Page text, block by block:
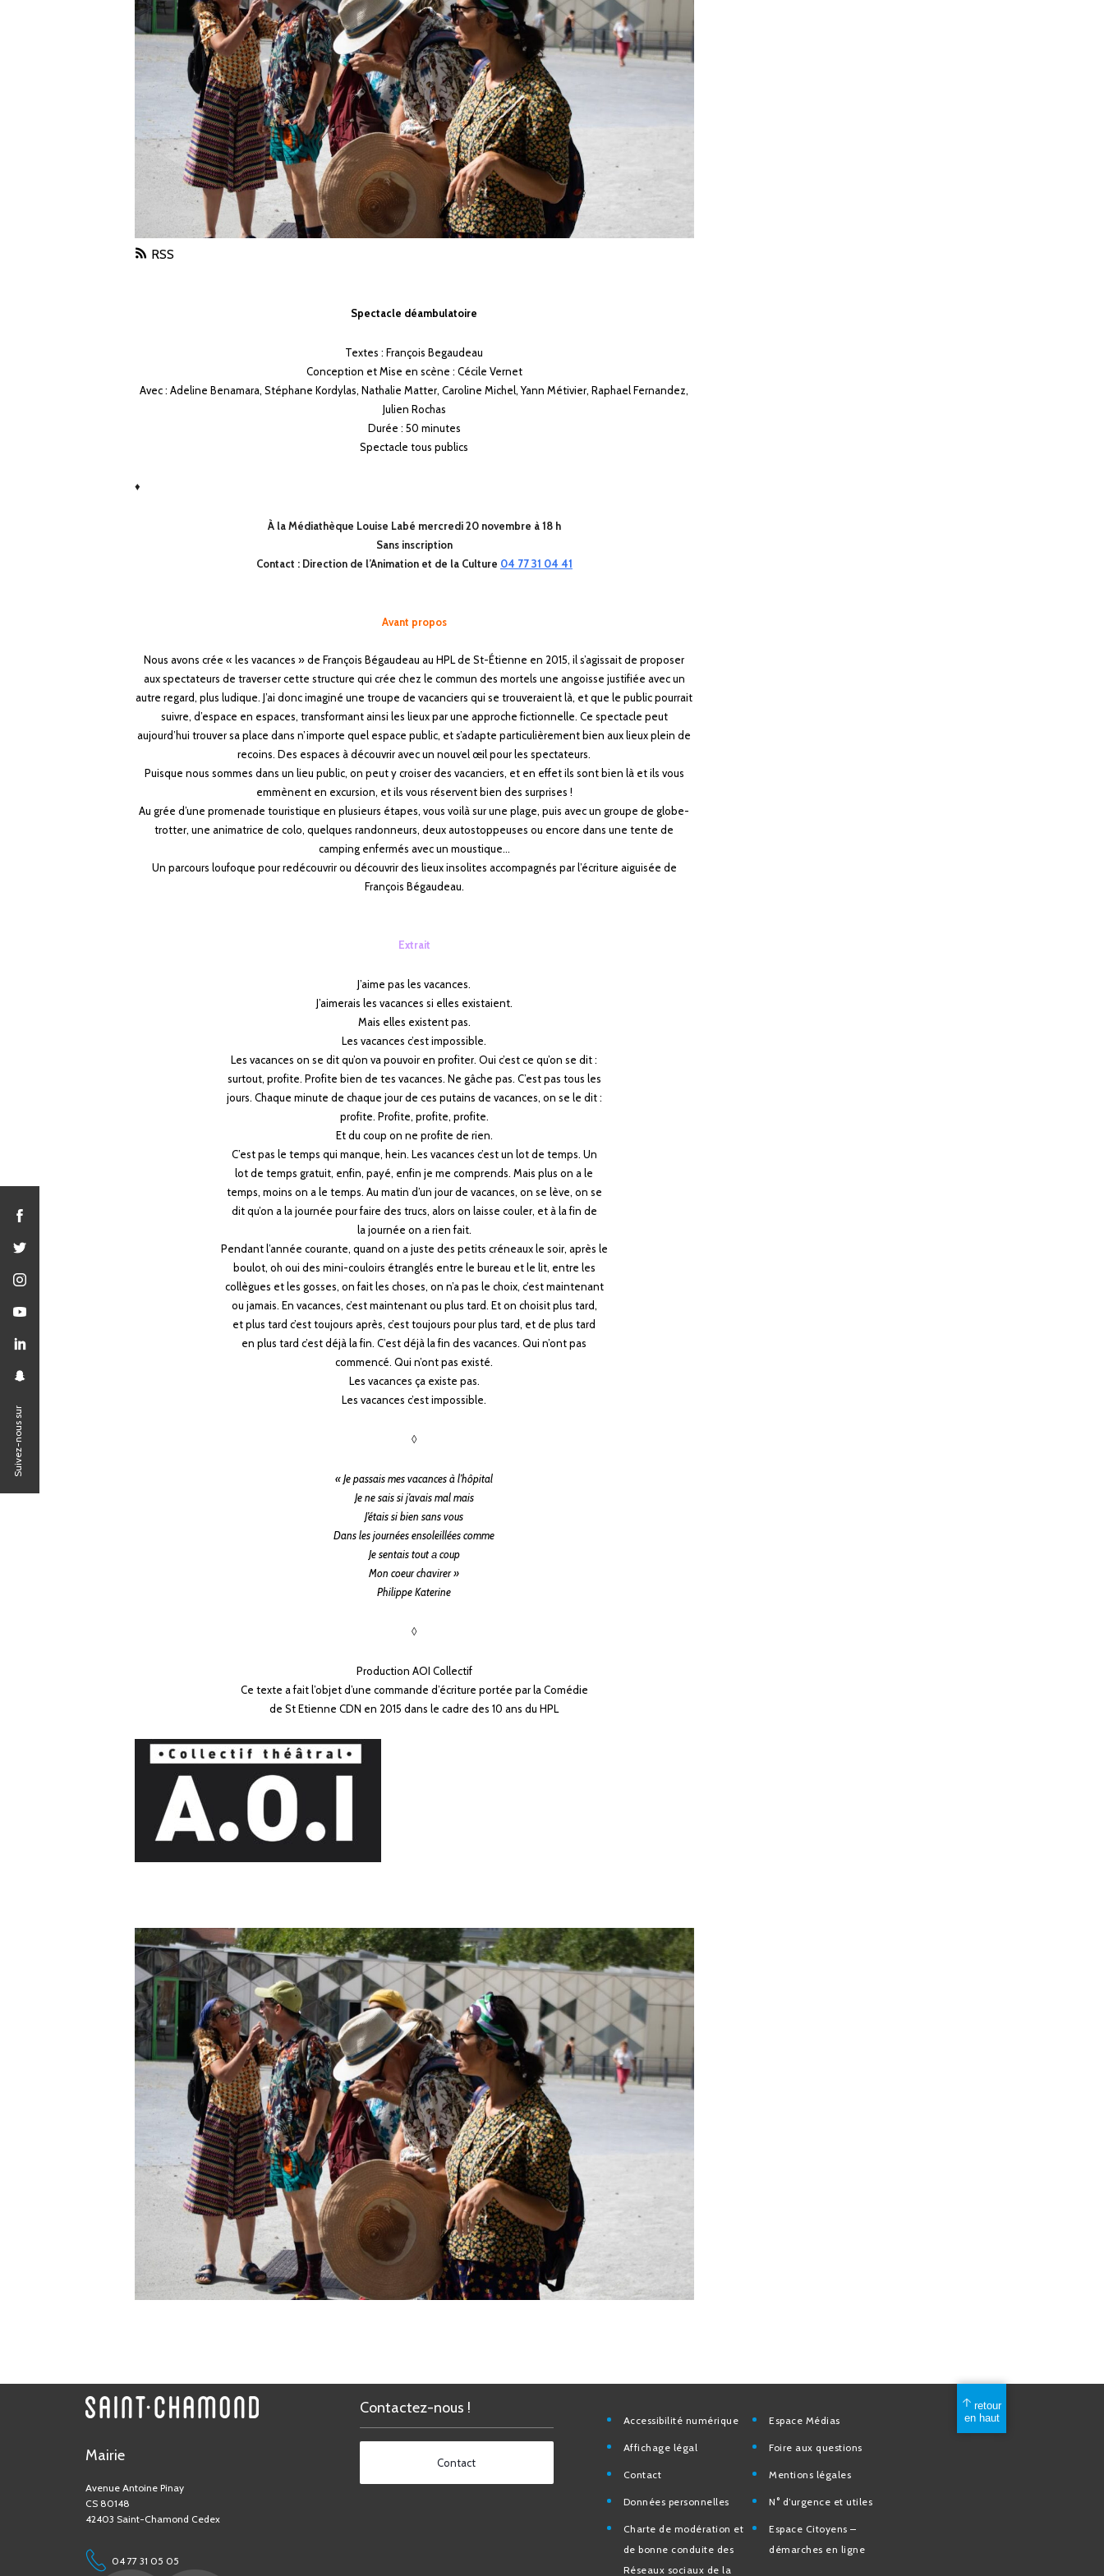
Suivez-nous sur
RSS
Spectacle déambulatoire
Textes : François Begaudeau
Conception et Mise en scène : Cécile Vernet
Avec : Adeline Benamara, Stéphane Kordylas, Nathalie Matter, CarolineMichel, Yann Métivier, Raphael Fernandez,
Julien Rochas
Durée : 50 minutes
Spectacle tous publics
♦
À la Médiathèque Louise Labé mercredi20 novembre à 18 h
Sans inscription
Contact : Direction de l’Animation et de la Culture 04 77 31 04 41
Avant propos
Nous avons crée « les vacances » de François Bégaudeau au HPL deSt-Étienne en 2015, il s’agissait de proposer
aux spectateurs de traverser cette structure qui crée chez le commun des mortels une angoisse justifiée avec un
autre regard, plus ludique. J’ai doncimaginé une troupe de vacanciers qui se trouveraient là, et que lepublic pourrait
suivre, d’espace en espaces, transformant ainsi les lieux par une approche fictionnelle. Ce spectacle peut
aujourd’huitrouver sa place dans n’importe quel espace public, et s’adapteparticulièrement bien aux lieux plein de
recoins. Des espaces àdécouvrir avec un nouvel œil pour les spectateurs.
Puisque nous sommes dans un lieu public, on peut y croiser des vacanciers, et en effet ils sont bien là et ils vous
emmènent en excursion, et ils vous réservent bien des surprises !
Au grée d’une promenade touristique en plusieurs étapes, vousvoilà sur une plage, puis avec un groupe de globe-
trotter, uneanimatrice de colo, quelques randonneurs, deux autostoppeuses ou encore dans une tente de
camping enfermés avec un moustique…
Un parcours loufoque pour redécouvrir ou découvrir des lieuxinsolites accompagnés par l’écriture aiguisée de
François Bégaudeau.
Extrait
J’aime pas les vacances.
J’aimerais les vacances si elles existaient.
Mais elles existent pas.
Les vacances c’est impossible.
Les vacances on se dit qu’on va pouvoir en profiter. Oui c’est ce qu’on se dit :
surtout, profite. Profite bien de tes vacances. Ne gâche pas. C’est pas tous les
jours. Chaque minute de chaque jour de ces putains de vacances, on se le dit :
profite. Profite, profite, profite.
Et du coup on ne profite de rien.
C’est pas le temps qui manque, hein. Les vacances c’est un lot de temps. Un
lot de temps gratuit, enfin, payé, enfin je me comprends. Mais plus on a le
temps, moins on a le temps. Au matin d’un jour de vacances, on se lève, on se
dit qu’on a la journée pour faire des trucs, alors on laisse couler, et à la fin de
la journée on a rien fait.
Pendant l’année courante, quand on a juste des petits créneaux le soir, après le
boulot, oh oui des mini-couloirs étranglés entre le bureau et le lit, entre les
collègues et les gosses, on fait les choses, on n’a pas le choix, c’est maintenant
ou jamais. En vacances, c’est maintenant ou plus tard. Et on choisit plus tard,
et plus tard c’est toujours après, c’est toujours pour plus tard, et de plus tard
en plus tard c’est déjà la fin. C’est déjà la fin des vacances. Qui n’ont pas
commencé. Qui n’ont pas existé.
Les vacances ça existe pas.
Les vacances c’est impossible.
◊
« Je passais mes vacances à l’hôpital
Je ne sais si j’avais mal mais
J’étais si bien sans vous
Dans les journées ensoleillées comme
Je sentais tout а coup
Mon coeur chavirer »
Philippe Katerine
◊
Production AOI Collectif
Ce texte a fait l’objet d’une commande d’écriture portée par la Comédie
de St Etienne CDN en 2015 dans le cadre des 10 ans du HPL
Mairie
Avenue Antoine Pinay
CS 80148
42403 Saint-Chamond Cedex
04 77 31 05 05
Contactez-nous !
Contact
Accessibilité numérique Espace Médias
Affichage légal Foire aux questions
Contact Mentions légales
Données personnelles N° d’urgence et utiles
Charte de modération et de
bonne conduite des
Réseaux sociaux de la Ville
Espace Citoyens –
démarches en ligne